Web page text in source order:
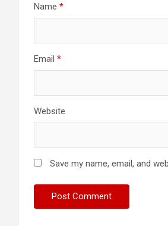
Name *
Email *
Website
Save my name, email, and